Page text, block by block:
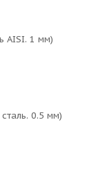
AISI. 1 мм)
0.5 мм)